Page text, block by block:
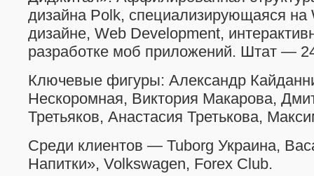
дизайна Polk, специализирующаяся на
дизайне, Web Development,
разработке моб приложений. Штат —
Ключевые фигуры: Александр
Нескоромная, Виктория Макарова,
Третьяков, Анастасия Третькова,
Среди клиентов — Tuborg Украина,
Напитки», Volkswagen, Forex Club.